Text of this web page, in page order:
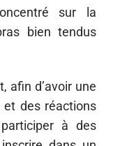
sur la
bien tendus
afin d’avoir une
et des réactions
à des